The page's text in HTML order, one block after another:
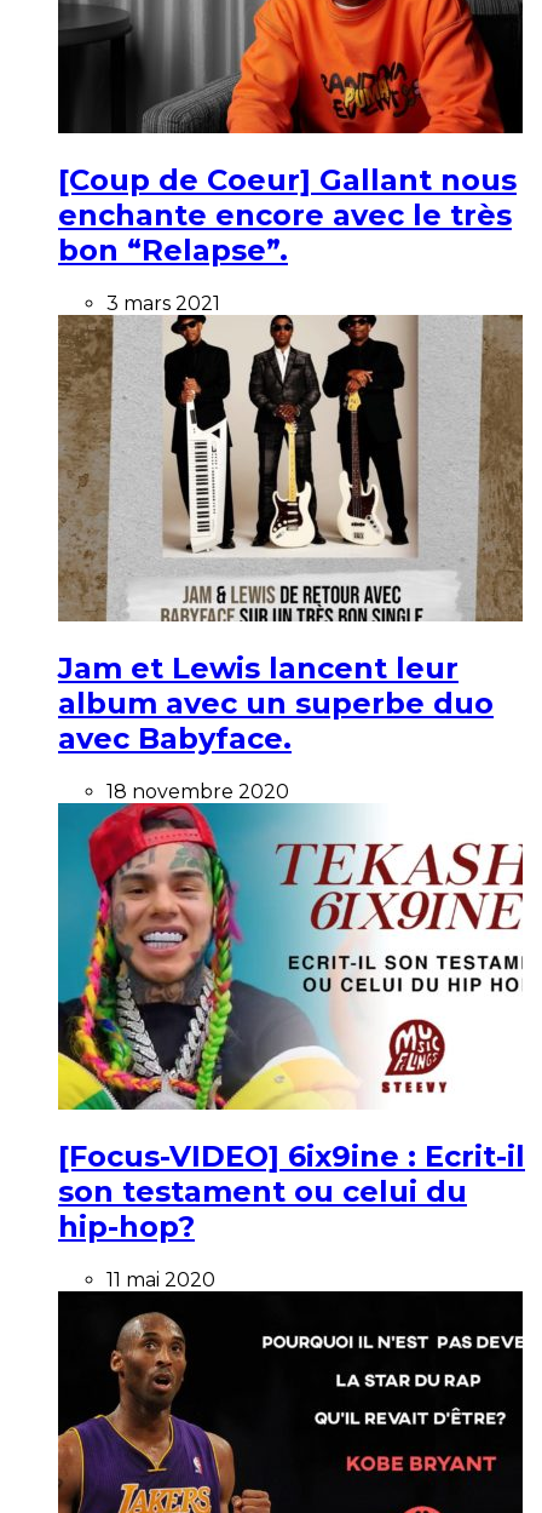
[Coup de Coeur] Gallant nous
enchante encore avec le très
bon “Relapse”.
3 mars 2021
Jam et Lewis lancent leur
album avec un superbe duo
avec Babyface.
18 novembre 2020
[Focus-VIDEO] 6ix9ine : Ecrit-il
son testament ou celui du
hip-hop?
11 mai 2020